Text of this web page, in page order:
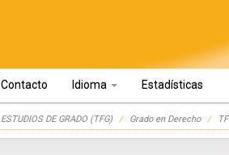
Contacto Idioma Estadísticas
ESTUDIOS DE GRADO (TFG) Grado en Derecho